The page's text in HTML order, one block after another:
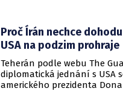
nedosažitelné.
Proč Írán nechce
USA na podzim prohraje
Teherán podle webu The
diplomatická jednání s
amerického prezidenta